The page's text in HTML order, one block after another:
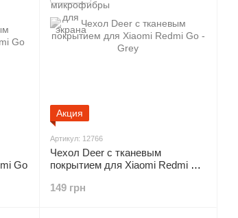
Go
Акция
Артикул: 12766
Чехол Deer с тканевым
покрытием для Xiaomi Redmi Go
149 грн